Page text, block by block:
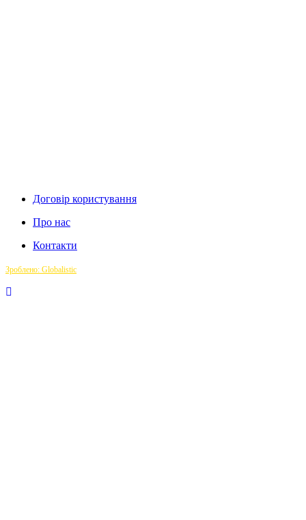
Договір користування
Про нас
Контакти
Зроблено: Globalistic